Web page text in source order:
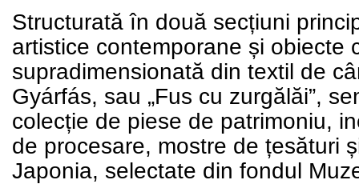
Structurată în două secțiuni
artistice contemporane și obiecte
supradimensionată din textil de
Gyárfás, sau „Fus cu zurgălăi”,
colecție de piese de patrimoniu,
de procesare, mostre de țesături
Japonia, selectate din fondul